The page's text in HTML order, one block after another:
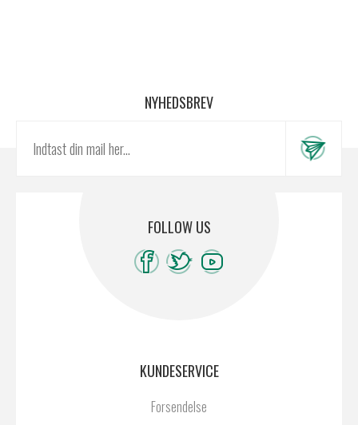
NYHEDSBREV
FOLLOW US
KUNDESERVICE
Forsendelse